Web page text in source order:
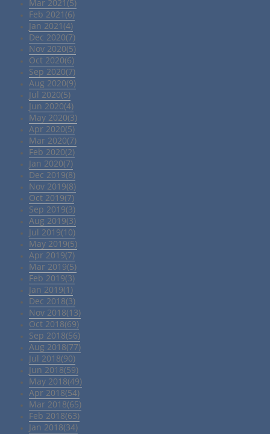
Mar 2021(5)
Feb 2021(6)
Jan 2021(4)
Dec 2020(7)
Nov 2020(5)
Oct 2020(6)
Sep 2020(7)
Aug 2020(9)
Jul 2020(5)
Jun 2020(4)
May 2020(3)
Apr 2020(5)
Mar 2020(7)
Feb 2020(2)
Jan 2020(7)
Dec 2019(8)
Nov 2019(8)
Oct 2019(7)
Sep 2019(3)
Aug 2019(3)
Jul 2019(10)
May 2019(5)
Apr 2019(7)
Mar 2019(5)
Feb 2019(3)
Jan 2019(1)
Dec 2018(3)
Nov 2018(13)
Oct 2018(69)
Sep 2018(56)
Aug 2018(77)
Jul 2018(90)
Jun 2018(59)
May 2018(49)
Apr 2018(54)
Mar 2018(65)
Feb 2018(63)
Jan 2018(34)